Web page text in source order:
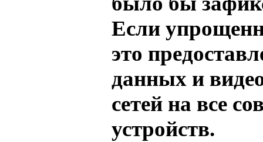
Если
это
данных и
сетей на все
устройств.